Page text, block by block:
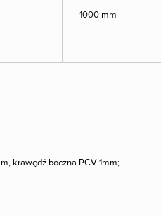
1000 mm
krawędź boczna PCV 1mm;